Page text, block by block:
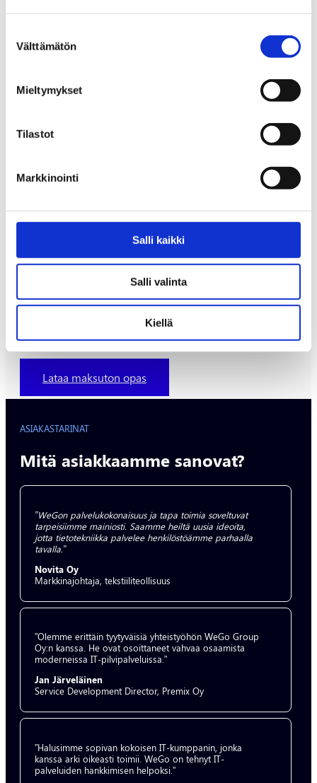
valinta
Välttämätön
Mieltymykset
Tilastot
Markkinointi
Salli kaikki
Salli valinta
Kiellä
3. Laskut yllättävät
jotka ovat tarpeettomia. Hinnoittelu ei ole läpinäkyvää.
IT junnaa paikallaan.
IT-ratkaisut eivät jousta kun yritys kasvaa, supistuu tai
muuttuu.
Ette ole varmoja, onko datanne, sovelluksenne ja
infrastruktuurinne riittävästi suojattu.
Lataa maksuton opas
ASIAKASTARINAT
Mitä asiakkaamme sanovat?
”WeGon palvelukokonaisuus ja tapa toimia soveltuvat
tarpeisiimme mainiosti. Saamme heiltä uusia ideoita,
jotta tietotekniikka palvelee henkilöstöämme parhaalla
tavalla.”
Novita Oy
Markkinajohtaja, tekstiiliteollisuus
”Olemme erittäin tyytyväisiä yhteistyöhön WeGo Group
Oy:n kanssa. He ovat osoittaneet vahvaa osaamista
moderneissa IT-pilvipalveluissa.”
Jan Järveläinen
Service Development Director, Premix Oy
”Halusimme sopivan kokoisen IT-kumppanin, jonka
kanssa arki oikeasti toimii. WeGo on tehnyt IT-
palveluiden hankkimisen helpoksi.”